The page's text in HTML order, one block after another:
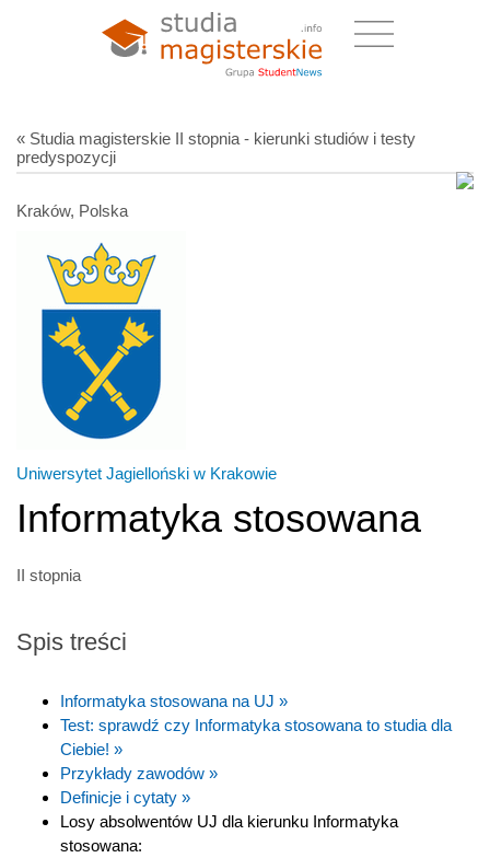
« Studia magisterskie II stopnia - kierunki studiów i testy
predyspozycji
Kraków, Polska
Uniwersytet Jagielloński w Krakowie
Informatyka stosowana
II stopnia
Spis treści
Informatyka stosowana na UJ »
Test: sprawdź czy Informatyka stosowana to studia dla
Ciebie! »
Przykłady zawodów »
Definicje i cytaty »
Losy absolwentów UJ dla kierunku Informatyka
stosowana: